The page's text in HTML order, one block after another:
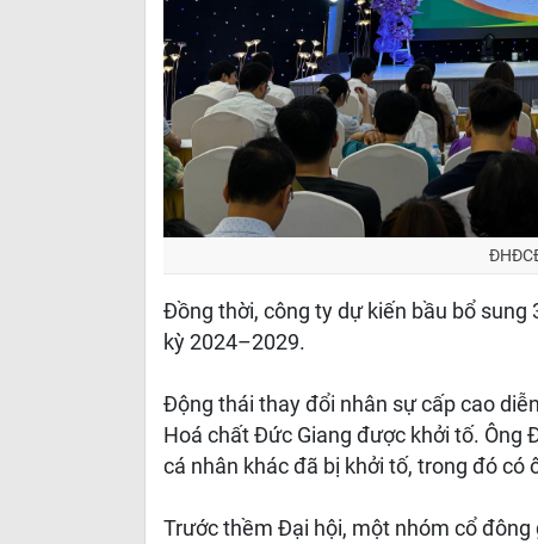
Đồng thời, công ty dự kiến bầu bổ
kỳ 2024–2029.
Động thái thay đổi nhân sự cấp cao
Hoá chất Đức Giang được khởi tố. Ông
cá nhân khác đã bị khởi tố, trong đó có
Trước thềm Đại hội, một nhóm cổ